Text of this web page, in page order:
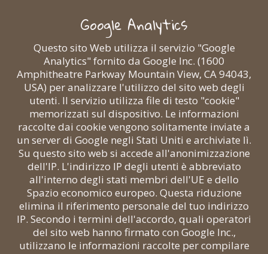
Google Analytics
Questo sito Web utilizza il servizio "Google
Analytics" fornito da Google Inc. (1600
Amphitheatre Parkway Mountain View, CA 94043,
USA) per analizzare l'utilizzo del sito web degli
utenti. Il servizio utilizza file di testo "cookie"
memorizzati sul dispositivo. Le informazioni
raccolte dai cookie vengono solitamente inviate a
un server di Google negli Stati Uniti e archiviate lì.
Su questo sito web si accede all'anonimizzazione
dell'IP. L'indirizzo IP degli utenti è abbreviato
all'interno degli stati membri dell'UE e dello
Spazio economico europeo. Questa riduzione
elimina il riferimento personale del tuo indirizzo
IP. Secondo i termini dell'accordo, quali operatori
del sito web hanno firmato con Google Inc.,
utilizzano le informazioni raccolte per compilare